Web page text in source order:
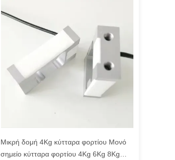
Μικρή δομή 4Kg κύτταρα φορτίου Μονό
σημείο κύτταρα φορτίου 4Kg 6Kg 8Kg